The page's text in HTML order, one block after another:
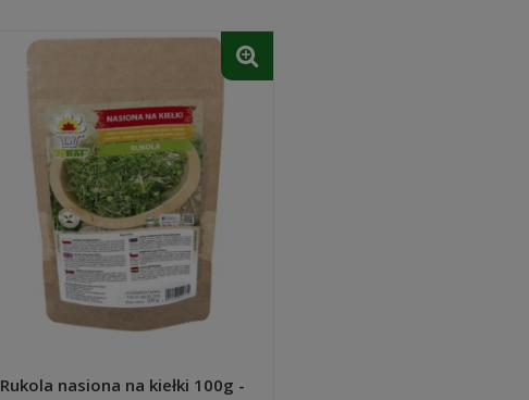
Nasiona na kiełki w dużych opakowaniach
uzupełnianie zapasów - masz je zawsze pod ręką, co
Domowa uprawa kiełków
składniki o wysokiej wartości odżywczej. Kiełki są bogate
prawidłowe funkcjonowanie organizmu. Co ważne, ich
przestrzeni - wystarczy słoik, kiełkownica lub inne proste
Świeże kiełki
Wprowadzają do potraw nie tylko cenne składniki
smakowe codziennych posiłków. Regularne spożywanie
zbilansowanego odżywiania.
Rukola nasiona na kiełki 100g -